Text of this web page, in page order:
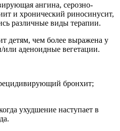
ангина, серозно-
и хронический риносинусит,
различные виды терапии.
детям, чем более выражена у
аденоидные вегетации.
бронхит;
ухудшение наступает в